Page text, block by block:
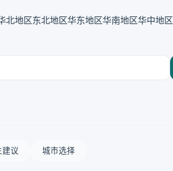
北地区东北地区华东地区华南地区华中地区
建议 城市选择